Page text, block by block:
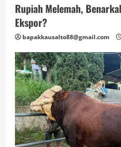
Rupiah Melemah,
Ekspor?
bapakkausalto88@gmail.com